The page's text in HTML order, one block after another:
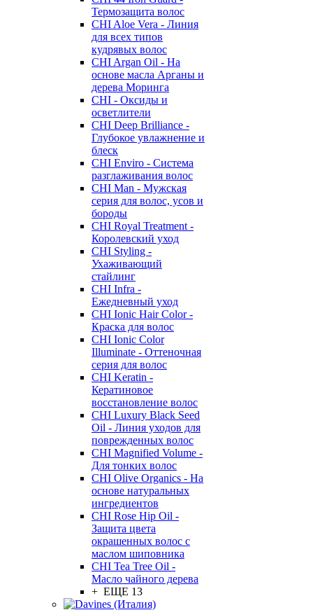
Термозащита волос
CHI Aloe Vera - Линия
для всех типов
кудрявых волос
CHI Argan Oil - На
основе масла Арганы и
дерева Моринга
CHI - Оксиды и
осветлители
CHI Deep Brilliance -
Глубокое увлажнение и
блеск
CHI Enviro - Система
разглаживания волос
CHI Man - Мужская
серия для волос, усов и
бороды
CHI Royal Treatment -
Королевский уход
CHI Styling -
Ухаживающий
стайлинг
CHI Infra -
Ежедневный уход
CHI Ionic Hair Color -
Краска для волос
CHI Ionic Color
Illuminate - Оттеночная
серия для волос
CHI Keratin -
Кератиновое
восстановление волос
CHI Luxury Black Seed
Oil - Линия уходов для
поврежденных волос
CHI Magnified Volume -
Для тонких волос
CHI Olive Organics - На
основе натуральных
ингредиентов
CHI Rose Hip Oil -
Защита цвета
окрашенных волос с
маслом шиповника
CHI Tea Tree Oil -
Масло чайного дерева
+ ЕЩЕ 13